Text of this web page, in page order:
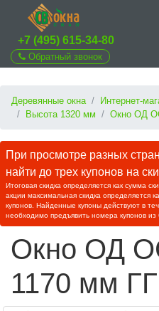
+7 (495) 615-34-80
Обратный звонок
Деревянные окна Интернет-
Высота 1320 мм
Окно ОД
При просмотре разных
найти до трех купонов на
Итоговая скидка определяется как сумма
акции максимальная скидка определяется
купонов. Найденные купоны действуют в
необходимо предъявить номера купонов
Окно ОД
1170 мм ГГ